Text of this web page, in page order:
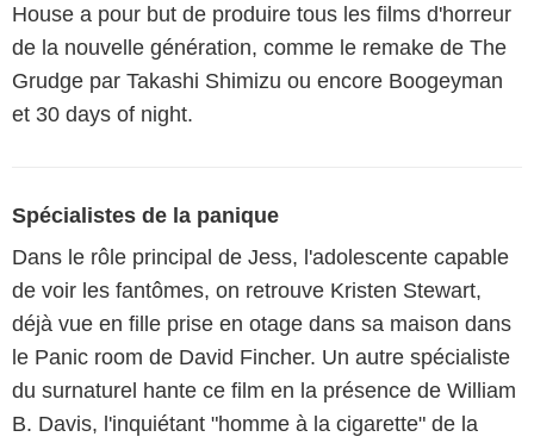
House a pour but de produire tous les films d'horreur
de la nouvelle génération, comme le remake de The
Grudge par Takashi Shimizu ou encore Boogeyman
et 30 days of night.
Spécialistes de la panique
Dans le rôle principal de Jess, l'adolescente capable
de voir les fantômes, on retrouve Kristen Stewart,
déjà vue en fille prise en otage dans sa maison dans
le Panic room de David Fincher. Un autre spécialiste
du surnaturel hante ce film en la présence de William
B. Davis, l'inquiétant "homme à la cigarette" de la